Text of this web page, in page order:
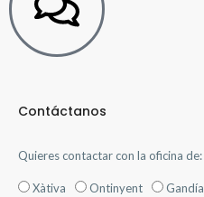
Contáctanos
Quieres contactar con la oficina de:
Xàtiva Ontinyent
Gandía